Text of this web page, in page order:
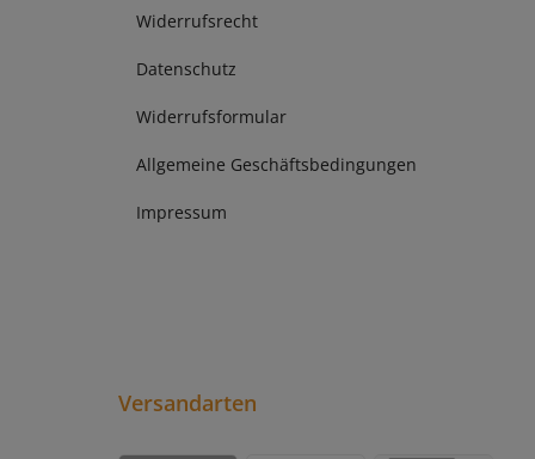
Widerrufsrecht
Datenschutz
Widerrufsformular
Allgemeine Geschäftsbedingungen
Impressum
Versandarten